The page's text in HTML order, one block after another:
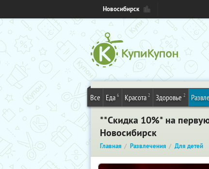
Новосибирск
Все Еда 6 Красота 2 Здоровье 2
**Скидка 10%* на
Новосибирск
Главная Развлечения Для детей